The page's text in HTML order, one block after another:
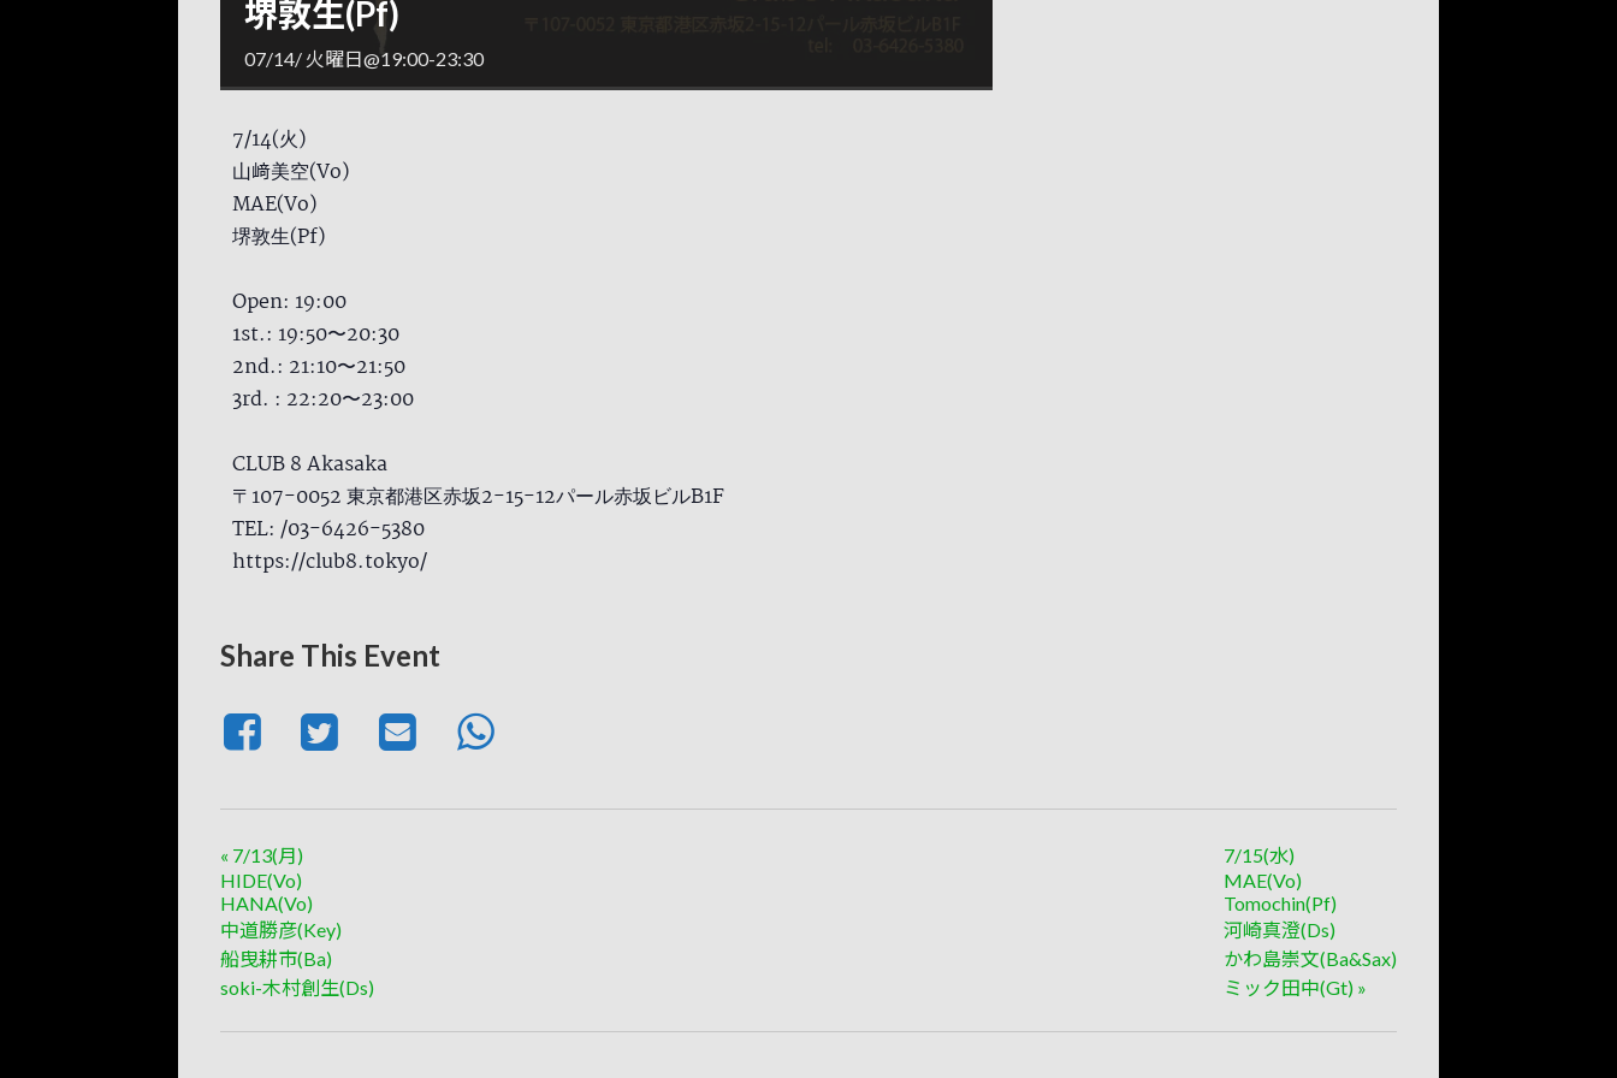
堺敦生(Pf)
07/14/ 火曜日@19:00-23:30
7/14(火)
山﨑美空(Vo)
MAE(Vo)
堺敦生(Pf)
Open: 19:00
1st.: 19:50〜20:30
2nd.: 21:10〜21:50
3rd. : 22:20〜23:00
CLUB 8 Akasaka
〒107-0052 東京都港区赤坂2-15-12パール赤坂ビルB1F
TEL: /03-6426-5380
https://club8.tokyo/
Share This Event
« 7/13(月)
HIDE(Vo)
HANA(Vo)
中道勝彦(Key)
船曳耕市(Ba)
soki-木村創生(Ds)
7/15(水)
MAE(Vo)
Tomochin(Pf)
河崎真澄(Ds)
かわ島崇文(Ba&Sax)
ミック田中(Gt) »